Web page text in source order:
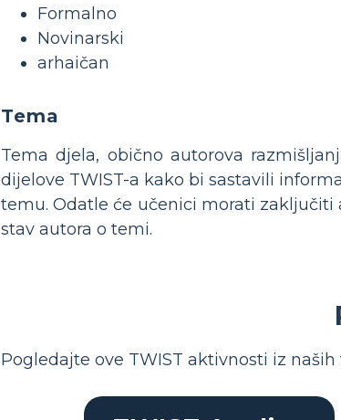
Formalno
Novinarski
arhaičan
Tema
Tema djela, obično autorova
dijelove TWIST-a kako bi sastavili
temu. Odatle će učenici morati
stav autora o temi.
Pogledajte ove TWIST aktivnosti iz